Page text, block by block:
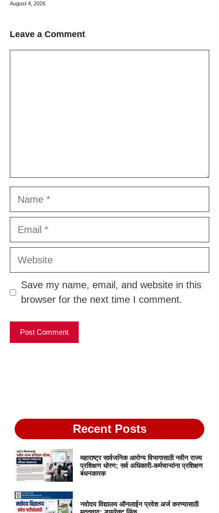
August 4, 2026
Leave a Comment
Name
Email
Website
Save my name, email, and website in this
browser for the next time I comment.
Recent Posts
महाराष्ट्र सार्वजनिक आरोग्य विभागासाठी नवीन राज्य
प्रशिक्षण धोरण; सर्व अधिकारी-कर्मचाऱ्यांना प्रशिक्षण
बंधनकारक
नवोदय विद्यालय ऑनलाईन प्रवेश अर्ज करण्यासाठी